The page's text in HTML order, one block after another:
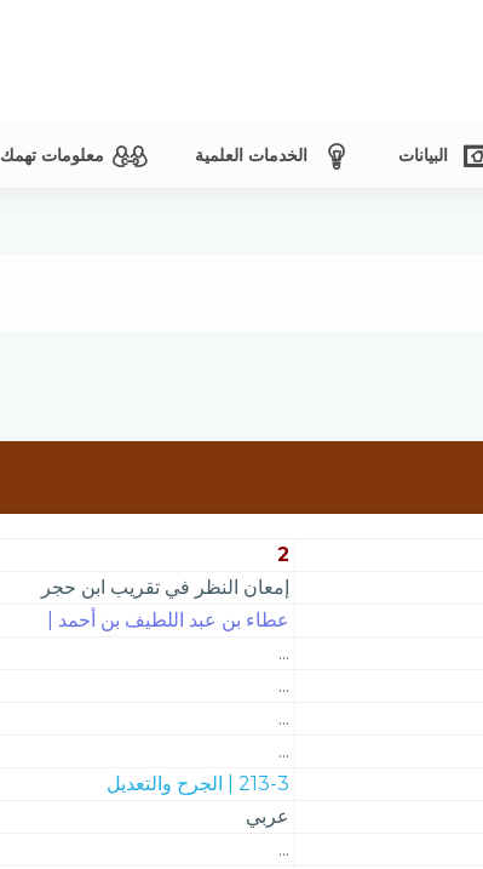
البيانات الخدمات العلمية معلومات تهمك
2
إمعان النظر في تقريب ابن حجر
عطاء بن عبد اللطيف بن أحمد |
...
...
...
...
213-3 | الجرح والتعديل
عربي
...